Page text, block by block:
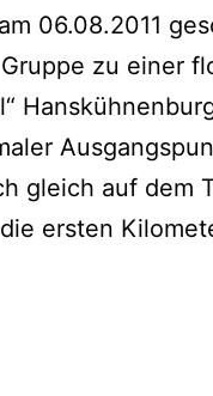
06.08.2011
zu einer
gleich auf dem
ersten